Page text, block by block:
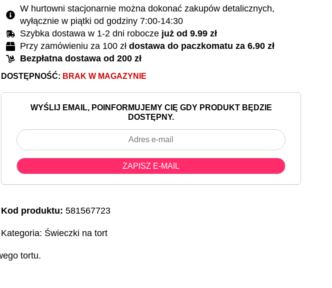
W hurtowni stacjonarnie można dokonać zakupów detalicznych,
wyłącznie w piątki od godziny 7:00-14:30
Szybka dostawa w 1-2 dni robocze już od 9.99 zł
Przy zamówieniu za 100 zł dostawa do paczkomatu za 6.90 zł
Bezpłatna dostawa od 200 zł
DOSTĘPNOŚĆ: BRAK W MAGAZYNIE
WYŚLIJ EMAIL, POINFORMUJEMY CIĘ GDY PRODUKT BĘDZIE
DOSTĘPNY.
Kod produktu: 581567723
Kategoria: Świeczki na tort
tortu.